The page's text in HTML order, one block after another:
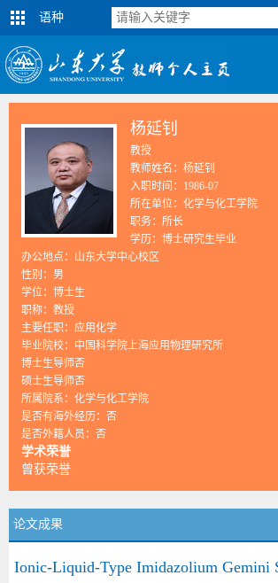
语种
杨延钊
教授
教师姓名：杨延钊
入职时间：1986-07
所在单位：化学与化工学院
职务：所长
学历：博士研究生毕业
办公地点：山东大学中心校区
性别：男
学位：博士生
职称：教授
主要任职：应用化学
毕业院校：中国科学院上海应用物理研究所
博士生导师否
硕士生导师否
所属院系：化学与化工学院
是否有海外经历：否
是否外籍人员：否
学术荣誉
曾获荣誉
论文成果
Ionic-Liquid-Type Imidazolium Gemini